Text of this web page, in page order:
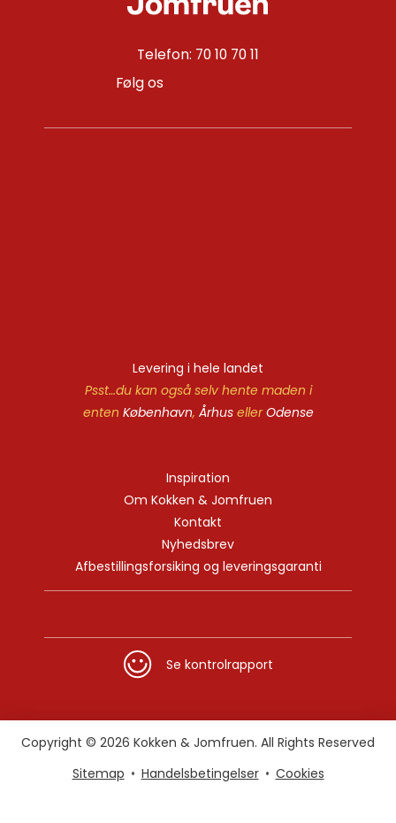
Telefon: 70 10 70 11
Følg os
Levering i hele landet
Psst…du kan også selv hente maden i
enten København, ÅrhusellerOdense
Inspiration
Om Kokken & Jomfruen
Kontakt
Nyhedsbrev
Afbestillingsforsiking og leveringsgaranti
Se kontrolrapport
Copyright © 2026 Kokken & Jomfruen. All Rights Reserved
Sitemap
Handelsbetingelser Cookies